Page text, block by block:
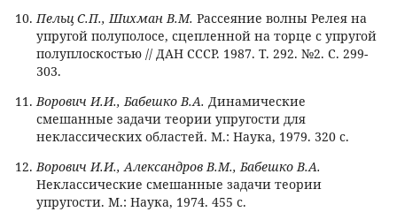
Пельц С.П., Шихман В.М. Рассеяние волны Релея на
упругой полуполосе, сцепленной на торце с упругой
полуплоскостью // ДАН СССР. 1987. Т. 292. №2. С. 299-
303.
Ворович И.И., Бабешко В.А. Динамические
смешанные задачи теории упругости для
неклассических областей. М.: Наука, 1979. 320 с.
Ворович И.И., Александров В.М., Бабешко В.А.
Неклассические смешанные задачи теории
упругости. М.: Наука, 1974. 455 с.